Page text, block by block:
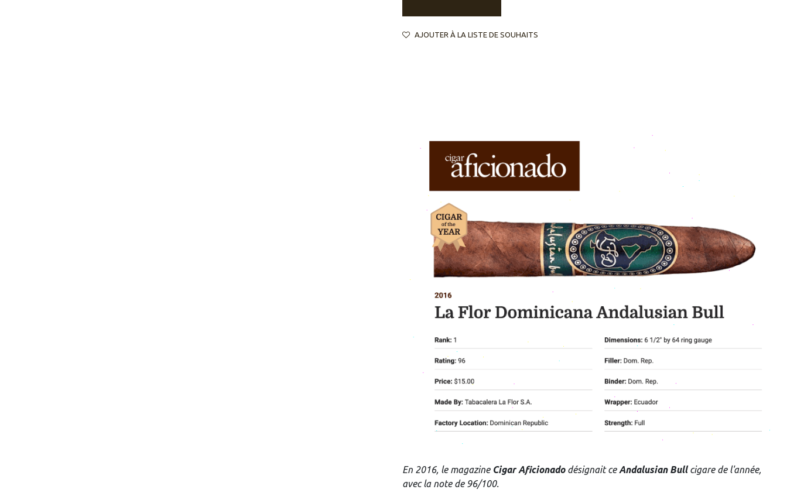
AJOUTER À LA LISTE DE SOUHAITS
En 2016, le magazine Cigar Aficionadodésignait ce Andalusian Bullcigare de l'année,
avec la note de 96/100.